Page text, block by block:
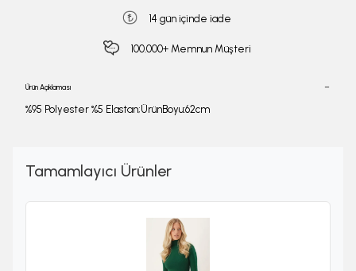
14 gün içinde iade
100.000+ Memnun Müşteri
Ürün Açıklaması
%95 Polyester %5 Elastan;ÜrünBoyu:62cm
Tamamlayıcı Ürünler